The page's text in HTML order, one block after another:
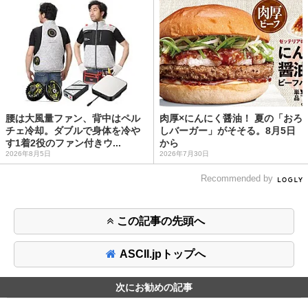
腰は大風量ファン、背中はペル
チェ冷却。ダブルで身体を冷や
す1着2役のファン付きウ...
2026年8月5日
肉厚×にんにく醤油！ 夏の「おろ
しバーガー」がそそる。8月5日
から
2026年7月30日
Recommended by
この記事の先頭へ
ASCII.jpトップへ
次にお勧めの記事